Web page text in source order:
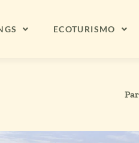
ECOTURISMO